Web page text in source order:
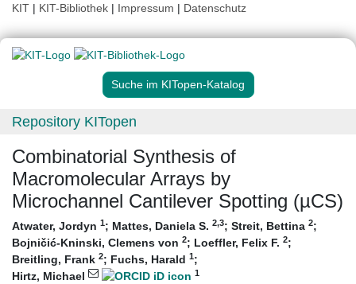
KIT | KIT-Bibliothek | Impressum | Datenschutz
Suche im KITopen-Katalog
Repository KITopen
Combinatorial Synthesis of
Macromolecular Arrays by
Microchannel Cantilever Spotting (µCS)
Atwater, Jordyn 1; Mattes, Daniela S. 2,3; Streit, Bettina 2;
Bojničić-Kninski, Clemens von 2; Loeffler, Felix F. 2;
Breitling, Frank 2; Fuchs, Harald 1;
Hirtz, Michael
1